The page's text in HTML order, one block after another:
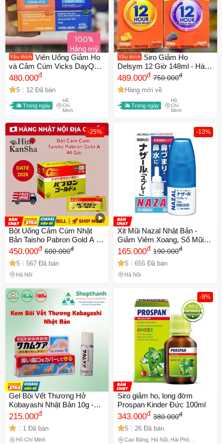
Yêu thích
Viên Uống Giảm Ho
và Cảm Cúm Vicks DayQuil
& NyQuil Severe - Combo 48
Viên, Giúp Giảm Triệu Chứng
Nhanh Chóng
480.000đ
5 12 Đã bán
Trong ngày
Hồ
Chí
Minh
Yêu thích
Siro Giảm Ho
Delsym 12 Giờ 148ml - Hàng
Mỹ Nhập Khẩu - Vị Cam/Nho
- An Toàn Cho Bé
489.000đ 750.000đ
Hàng mới về
Trong ngày
Hồ
Chí
Minh
-25%
Bột Uống Cảm Cúm Nhật
Bản Taisho Pabron Gold A -
Hỗ Trợ Giảm Triệu Chứng
Cảm Lạnh, 44 Gói, Sản
Phẩm Sức Khỏe Chính Hãng
450.000đ 600.000đ
5 567 Đã bán
Hà Nội
-13%
Xịt Mũi Nazal Nhật Bản -
Giảm Viêm Xoang, Sổ Mũi
Hiệu Quả (Chai 30ml) - Giải
Pháp Thông Mũi Cho Trẻ Em
và Người Lớn
165.000đ 190.000đ
5 655 Đã bán
Hà Nội
Gel Bôi Vết Thương Hở
Kobayashi Nhật Bản 10g -
Băng Dính Lỏng An Toàn,
Bảo Vệ Hiệu Quả và Giúp
Mau Lành Tổn Thương
215.000đ
1 Đã bán
Hồ Chí Minh
-9%
Siro giảm ho, long đờm
Prospan Kinder Đức 100ml
343.000đ 380.000đ
5 26 Đã bán
Cao Bằng, Hà Nội, Hải Phòng,